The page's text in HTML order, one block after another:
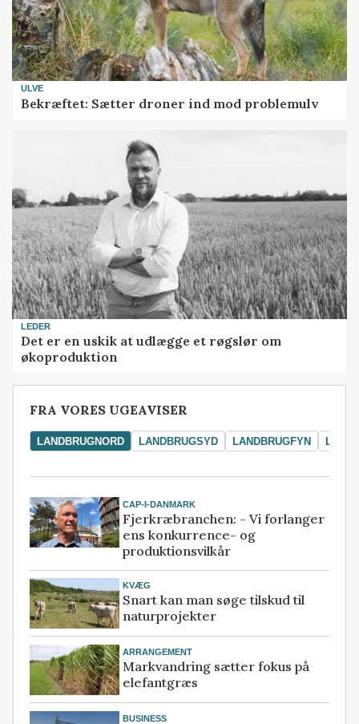
ULVE
Bekræftet: Sætter droner ind mod problemulv
LEDER
Det er en uskik at udlægge et røgslør om
økoproduktion
FRA VORES UGEAVISER
LANDBRUGNORD LANDBRUGSYD LANDBRUGFYN
CAP-I-DANMARK
Fjerkræbranchen: - Vi forlanger
ens konkurrence- og
produktionsvilkår
KVÆG
Snart kan man søge tilskud til
naturprojekter
ARRANGEMENT
Markvandring sætter fokus på
elefantgræs
BUSINESS